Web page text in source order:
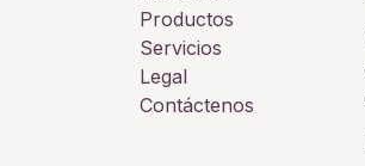
Productos
Servicios
Legal
Contáctenos